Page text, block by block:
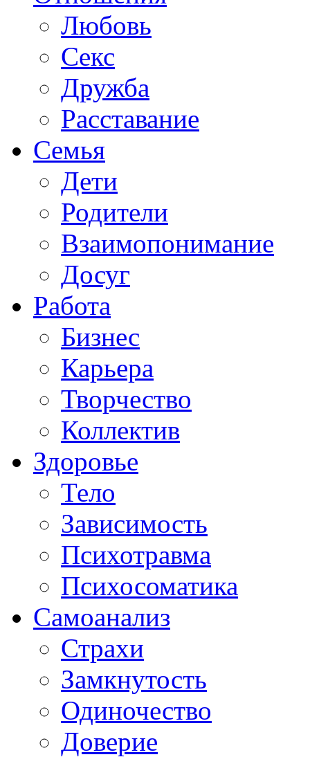
Любовь
Секс
Дружба
Расставание
Семья
Дети
Родители
Взаимопонимание
Досуг
Работа
Бизнес
Карьера
Творчество
Коллектив
Здоровье
Тело
Зависимость
Психотравма
Психосоматика
Самоанализ
Страхи
Замкнутость
Одиночество
Доверие